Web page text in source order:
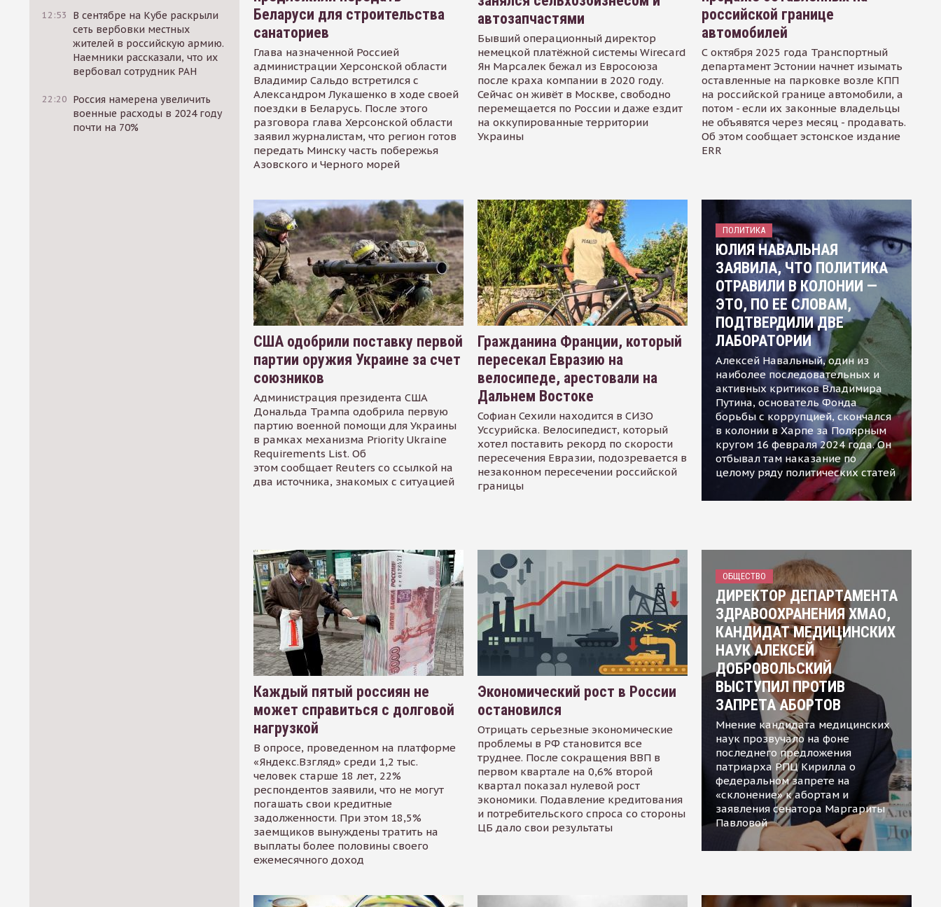
12:53
В сентябре на Кубе раскрыли
сеть вербовки местных
жителей в российскую армию.
Наемники рассказали, что их
вербовал сотрудник РАН
22:20 Россия намерена увеличить
военные расходы в 2024 году
почти на 70%
Беларуси для строительства
санаториев
Глава назначенной Россией
администрации Херсонской области
Владимир Сальдо встретился с
Александром Лукашенко в ходе своей
поездки в Беларусь. После этого
разговора глава Херсонской области
заявил журналистам, что регион готов
передать Минску часть побережья
Азовского и Черного морей
автозапчастями
Бывший операционный директор
немецкой платёжной системы Wirecard
Ян Марсалек бежал из Евросоюза
после краха компании в 2020 году.
Сейчас он живёт в Москве, свободно
перемещается по России и даже ездит
на оккупированные территории
Украины
российской границе
автомобилей
С октября 2025 года Транспортный
департамент Эстонии начнет изымать
оставленные на парковке возле КПП
на российской границе автомобили, а
потом - если их законные владельцы
не объявятся через месяц - продавать.
Об этом сообщает эстонское издание
ERR
США одобрили поставку первой
партии оружия Украине за счет
союзников
Администрация президента США
Дональда Трампа одобрила первую
партию военной помощи для Украины
в рамках механизма Priority Ukraine
Requirements List. Об
этом сообщает Reuters со ссылкой на
два источника, знакомых с ситуацией
Гражданина Франции, который
пересекал Евразию на
велосипеде, арестовали на
Дальнем Востоке
Софиан Сехили находится в СИЗО
Уссурийска. Велосипедист, который
хотел поставить рекорд по скорости
пересечения Евразии, подозревается в
незаконном пересечении российской
границы
ПОЛИТИКА
ЮЛИЯ НАВАЛЬНАЯ
ЗАЯВИЛА, ЧТО ПОЛИТИКА
ОТРАВИЛИ В КОЛОНИИ —
ЭТО, ПО ЕЕ СЛОВАМ,
ПОДТВЕРДИЛИ ДВЕ
ЛАБОРАТОРИИ
Алексей Навальный, один из
наиболее последовательных и
активных критиков Владимира
Путина, основатель Фонда
борьбы с коррупцией, скончался
в колонии в Харпе за Полярным
кругом 16 февраля 2024 года. Он
отбывал там наказание по
целому ряду политических статей
Каждый пятый россиян не
может справиться с долговой
нагрузкой
В опросе, проведенном на платформе
«Яндекс.Взгляд» среди 1,2 тыс.
человек старше 18 лет, 22%
респондентов заявили, что не могут
погашать свои кредитные
задолженности. При этом 18,5%
заемщиков вынуждены тратить на
выплаты более половины своего
ежемесячного доход
Экономический рост в России
остановился
Отрицать серьезные экономические
проблемы в РФ становится все
труднее. После сокращения ВВП в
первом квартале на 0,6% второй
квартал показал нулевой рост
экономики. Подавление кредитования
и потребительского спроса со стороны
ЦБ дало свои результаты
ОБЩЕСТВО
ДИРЕКТОР ДЕПАРТАМЕНТА
ЗДРАВООХРАНЕНИЯ ХМАО,
КАНДИДАТ МЕДИЦИНСКИХ
НАУК АЛЕКСЕЙ
ДОБРОВОЛЬСКИЙ
ВЫСТУПИЛ ПРОТИВ
ЗАПРЕТА АБОРТОВ
Мнение кандидата медицинских
наук прозвучало на фоне
последнего предложения
патриарха РПЦ Кирилла о
федеральном запрете на
«склонение» к абортам и
заявления сенатора Маргариты
Павловой